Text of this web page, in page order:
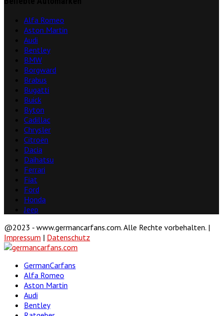
Alfa Romeo
Aston Martin
Audi
Bentley
BMW
Borgward
Brabus
Bugatti
Buick
Byton
Cadillac
Chrysler
Citroën
Dacia
Daihatsu
Ferrari
Fiat
Ford
Honda
Jeep
@2023 - www.germancarfans.com. Alle Rechte vorbehalten. |
Impressum | Datenschutz
GermanCarfans
Alfa Romeo
Aston Martin
Audi
Bentley